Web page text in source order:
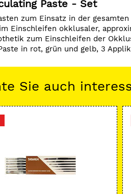
Paste - Set
zum Einsatz in der
Einschleifen okklusaler,
zum Einschleifen der
in rot, grün und gelb, 3
Sie auch